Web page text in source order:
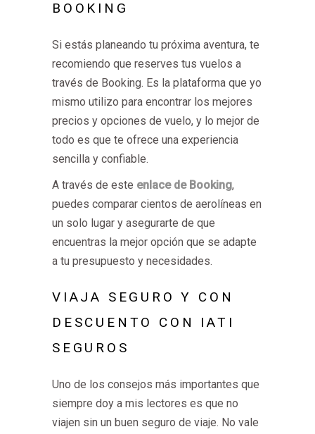
BOOKING
Si estás planeando tu próxima aventura, te
recomiendo que reserves tus vuelos a
través de Booking. Es la plataforma que yo
mismo utilizo para encontrar los mejores
precios y opciones de vuelo, y lo mejor de
todo es que te ofrece una experiencia
sencilla y confiable.
A través de este enlace de Booking,
puedes comparar cientos de aerolíneas en
un solo lugar y asegurarte de que
encuentras la mejor opción que se adapte
a tu presupuesto y necesidades.
VIAJA SEGURO Y CON
DESCUENTO CON IATI
SEGUROS
Uno de los consejos más importantes que
siempre doy a mis lectores es que no
viajen sin un buen seguro de viaje. No vale